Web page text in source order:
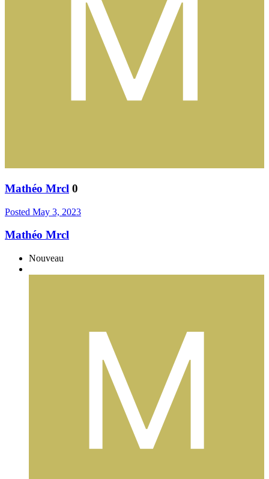
Mathéo Mrcl 0
Posted May 3, 2023
Mathéo Mrcl
Nouveau